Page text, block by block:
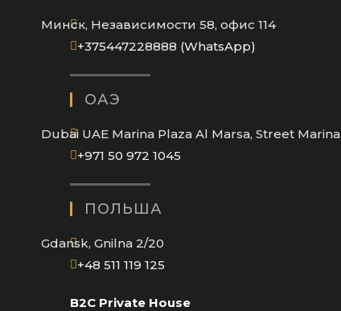
Минск, Независимости 58, офис 114
+375447228888 (WhatsApp)
ОАЭ
Dubai UAE Marina Plaza Al Marsa, Street Marina
+971 50 972 1045
ПОЛЬША
Gdansk, Gnilna 2/20
+48 511 119 125
your
B2C Private House